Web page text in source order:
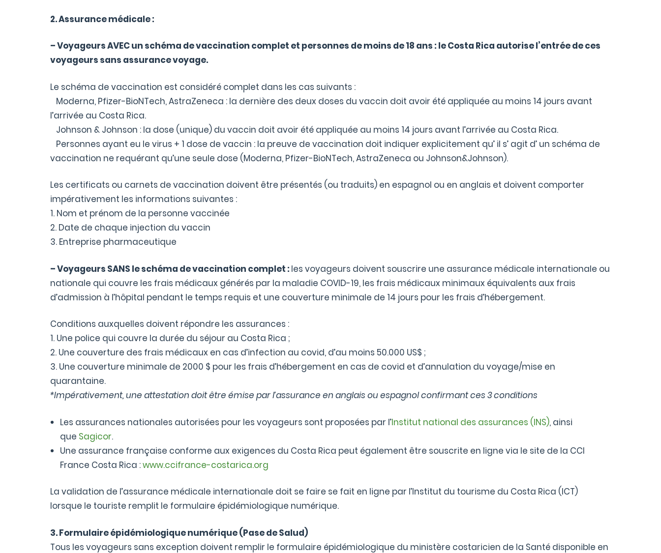
2. Assurance médicale :
– Voyageurs AVEC un schéma de vaccination complet et personnes de moins de 18 ans : le Costa Rica autorise l’entrée de ces
voyageurs sans assurance voyage.
Le schéma de vaccination est considéré complet dans les cas suivants :
Moderna, Pfizer-BioNTech, AstraZeneca : la dernière des deux doses du vaccin doit avoir été appliquée au moins 14 jours avant
l’arrivée au Costa Rica.
Johnson & Johnson : la dose (unique) du vaccin doit avoir été appliquée au moins 14 jours avant l’arrivée au Costa Rica.
Personnes ayant eu le virus + 1 dose de vaccin : la preuve de vaccination doit indiquer explicitement qu’ il s’ agit d’ un schéma de
vaccination ne requérant qu’une seule dose (Moderna, Pfizer-BioNTech, AstraZeneca ou Johnson&Johnson).
Les certificats ou carnets de vaccination doivent être présentés (ou traduits) en espagnol ou en anglais et doivent comporter
impérativement les informations suivantes :
1. Nom et prénom de la personne vaccinée
2. Date de chaque injection du vaccin
3. Entreprise pharmaceutique
– Voyageurs SANS le schéma de vaccination complet : les voyageurs doivent souscrire une assurance médicale internationale ou
nationale qui couvre les frais médicaux générés par la maladie COVID-19, les frais médicaux minimaux équivalents aux frais
d’admission à l’hôpital pendant le temps requis et une couverture minimale de 14 jours pour les frais d’hébergement.
Conditions auxquelles doivent répondre les assurances :
1. Une police qui couvre la durée du séjour au Costa Rica ;
2. Une couverture des frais médicaux en cas d’infection au covid, d’au moins 50.000 US$ ;
3. Une couverture minimale de 2000 $ pour les frais d’hébergement en cas de covid et d’annulation du voyage/mise en
quarantaine.
*Impérativement, une attestation doit être émise par l’assurance en anglais ou espagnol confirmant ces 3 conditions
Les assurances nationales autorisées pour les voyageurs sont proposées par l’Institut national des assurances (INS), ainsi
que Sagicor.
Une assurance française conforme aux exigences du Costa Rica peut également être souscrite en ligne via le site de la CCI
France Costa Rica :www.ccifrance-costarica.org
La validation de l’assurance médicale internationale doit se faire se fait en ligne par l’Institut du tourisme du Costa Rica (ICT)
lorsque le touriste remplit le formulaire épidémiologique numérique.
3. Formulaire épidémiologique numérique (Pase de Salud)
Tous les voyageurs sans exception doivent remplir le formulaire épidémiologique du ministère costaricien de la Santé disponible en